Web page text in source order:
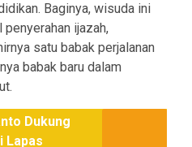
Baginya, wisuda ini
ijazah,
satu babak perjalanan
babak baru dalam
Dukung
Lapas